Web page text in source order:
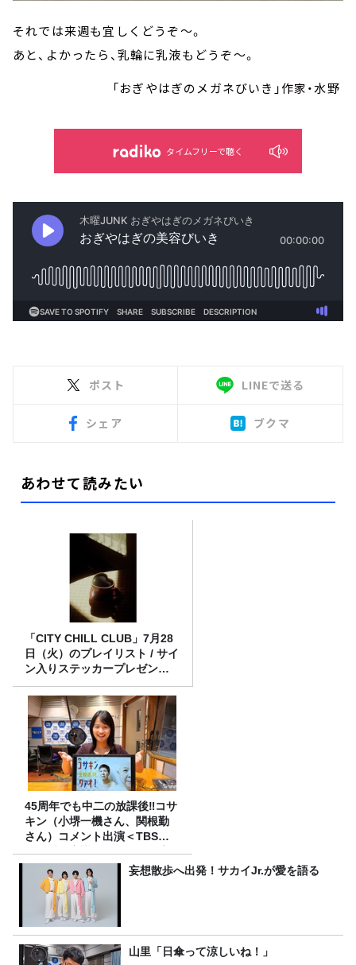
それでは来週も宜しくどうぞ～。
あと、よかったら、乳輪に乳液もどうぞ～。
「おぎやはぎのメガネびいき」作家・水野
タイムフリーで聴く
ポスト LINEで送る
シェア ブクマ
あわせて読みたい
「CITY CHILL CLUB」7月28
日（火）のプレイリスト / サイ
ン入りステッカープレゼント
有り
45周年でも中二の放課後‼コサ
キン（小堺一機さん、関根勤
さん）コメント出演＜TBSラ
ジオ番組審議会からのご報告
＞
妄想散歩へ出発！サカイJr.が愛を語る
山里「日傘って涼しいね！」